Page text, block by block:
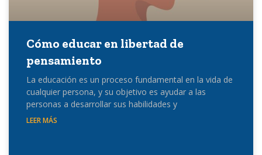
Cómo educar en libertad de
pensamiento
La educación es un proceso fundamental en la vida de
cualquier persona, y su objetivo es ayudar a las
personas a desarrollar sus habilidades y
LEER MÁS